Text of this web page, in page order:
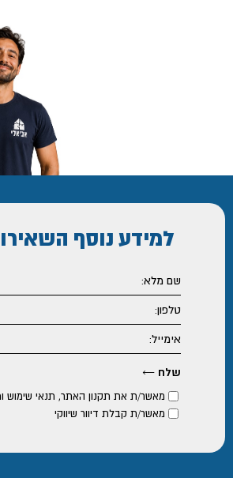
למידע נוסף
מאשר/ת את תקנון האתר, תנאי שימוש
מאשר/ת קבלת דיוור שיווקי